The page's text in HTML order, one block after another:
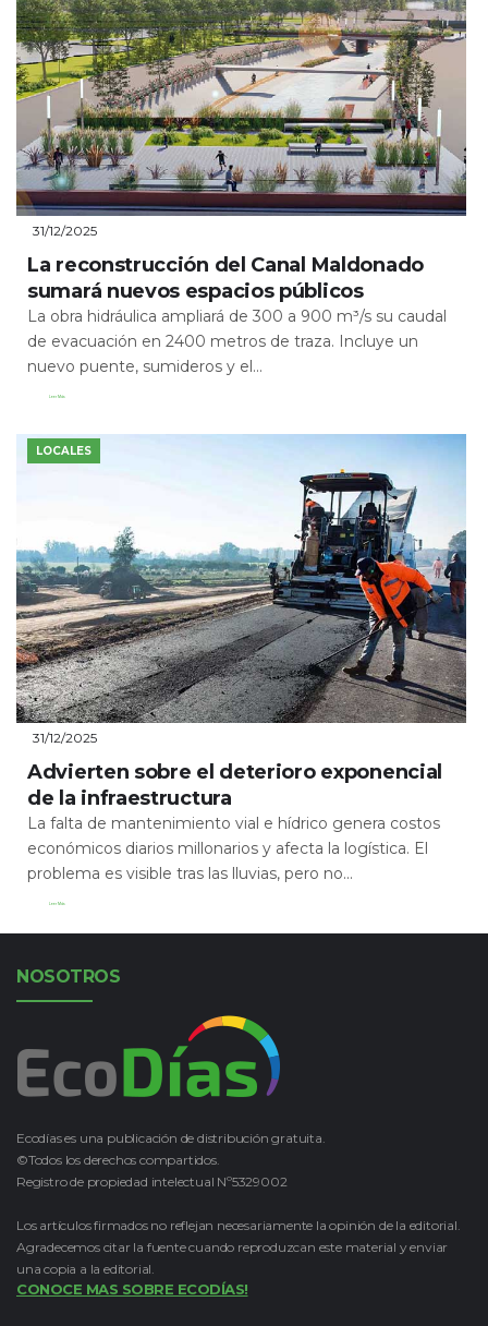
31/12/2025
La reconstrucción del Canal Maldonado
sumará nuevos espacios públicos
La obra hidráulica ampliará de 300 a 900 m³/s su caudal
de evacuación en 2400 metros de traza. Incluye un
nuevo puente, sumideros y el...
Leer Más
LOCALES
31/12/2025
Advierten sobre el deterioro exponencial
de la infraestructura
La falta de mantenimiento vial e hídrico genera costos
económicos diarios millonarios y afecta la logística. El
problema es visible tras las lluvias, pero no...
Leer Más
NOSOTROS
Ecodías es una publicación de distribución gratuita.
©Todos los derechos compartidos.
Registro de propiedad intelectual Nº5329002
Los artículos firmados no reflejan necesariamente la opinión de la editorial.
Agradecemos citar la fuente cuando reproduzcan este material y enviar
una copia a la editorial.
CONOCE MAS SOBRE ECODÍAS!